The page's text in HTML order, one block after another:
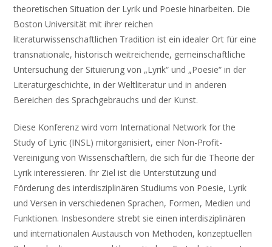
theoretischen Situation der Lyrik und Poesie hinarbeiten. Die
Boston Universität mit ihrer reichen
literaturwissenschaftlichen Tradition ist ein idealer Ort für eine
transnationale, historisch weitreichende, gemeinschaftliche
Untersuchung der Situierung von „Lyrik“ und „Poesie“ in der
Literaturgeschichte, in der Weltliteratur und in anderen
Bereichen des Sprachgebrauchs und der Kunst.
Diese Konferenz wird vom International Network for the
Study of Lyric (INSL) mitorganisiert, einer Non-Profit-
Vereinigung von Wissenschaftlern, die sich für die Theorie der
Lyrik interessieren. Ihr Ziel ist die Unterstützung und
Förderung des interdisziplinären Studiums von Poesie, Lyrik
und Versen in verschiedenen Sprachen, Formen, Medien und
Funktionen. Insbesondere strebt sie einen interdisziplinären
und internationalen Austausch von Methoden, konzeptuellen